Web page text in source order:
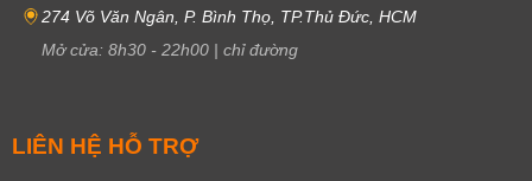
274 Võ Văn Ngân, P. Bình Thọ, TP.Thủ Đức, HCM
Mở cửa: 8h30 - 22h00 | chỉ đường
LIÊN HỆ HỖ TRỢ